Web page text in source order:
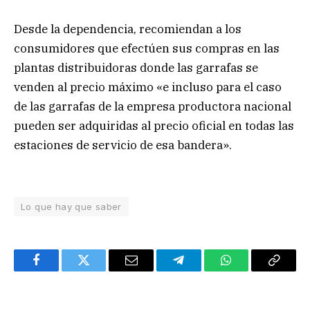
Desde la dependencia, recomiendan a los
consumidores que efectúen sus compras en las
plantas distribuidoras donde las garrafas se
venden al precio máximo «e incluso para el caso
de las garrafas de la empresa productora nacional
pueden ser adquiridas al precio oficial en todas las
estaciones de servicio de esa bandera».
Lo que hay que saber
FacebookTwitter Email TelegramWhatsAppCopy